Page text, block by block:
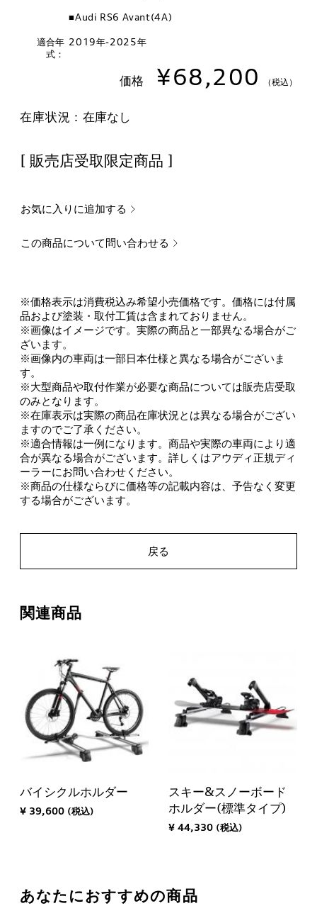
■Audi RS6 Avant(4A)
適合年
式：
2019年-2025年
価格 ¥68,200 （税込）
在庫状況：在庫なし
[ 販売店受取限定商品 ]
お気に入りに追加する
この商品について問い合わせる
※価格表示は消費税込み希望小売価格です。価格には付属
品および塗装・取付工賃は含まれておりません。
※画像はイメージです。実際の商品と一部異なる場合がご
ざいます。
※画像内の車両は一部日本仕様と異なる場合がございま
す。
※大型商品や取付作業が必要な商品については販売店受取
のみとなります。
※在庫表示は実際の商品在庫状況とは異なる場合がござい
ますのでご了承ください。
※適合情報は一例になります。商品や実際の車両により適
合が異なる場合がございます。詳しくはアウディ正規ディ
ーラーにお問い合わせください。
※商品の仕様ならびに価格等の記載内容は、予告なく変更
する場合がございます。
戻る
関連商品
バイシクルホルダー
¥ 39,600 (税込)
スキー&スノーボード
ホルダー(標準タイプ)
¥ 44,330 (税込)
あなたにおすすめの商品